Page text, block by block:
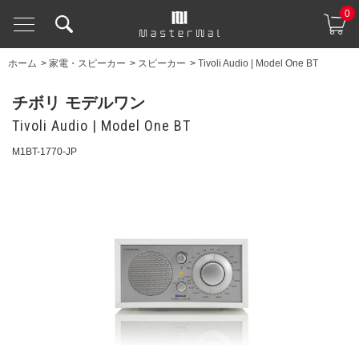
0
ホーム > 家電・スピーカー > スピーカー > Tivoli Audio | Model One BT
チボリ モデルワン
Tivoli Audio | Model One BT
M1BT-1770-JP